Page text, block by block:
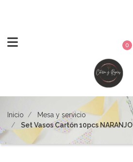
0
Inicio
Mesa y servicio
Set Vasos Cartón 10pcs NARANJO